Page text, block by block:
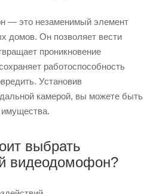
— это незаменимый элемент
домов. Он позволяет вести
проникновение
работоспособность
Установив
камерой, вы можете быть
выбрать
видеодомофон?